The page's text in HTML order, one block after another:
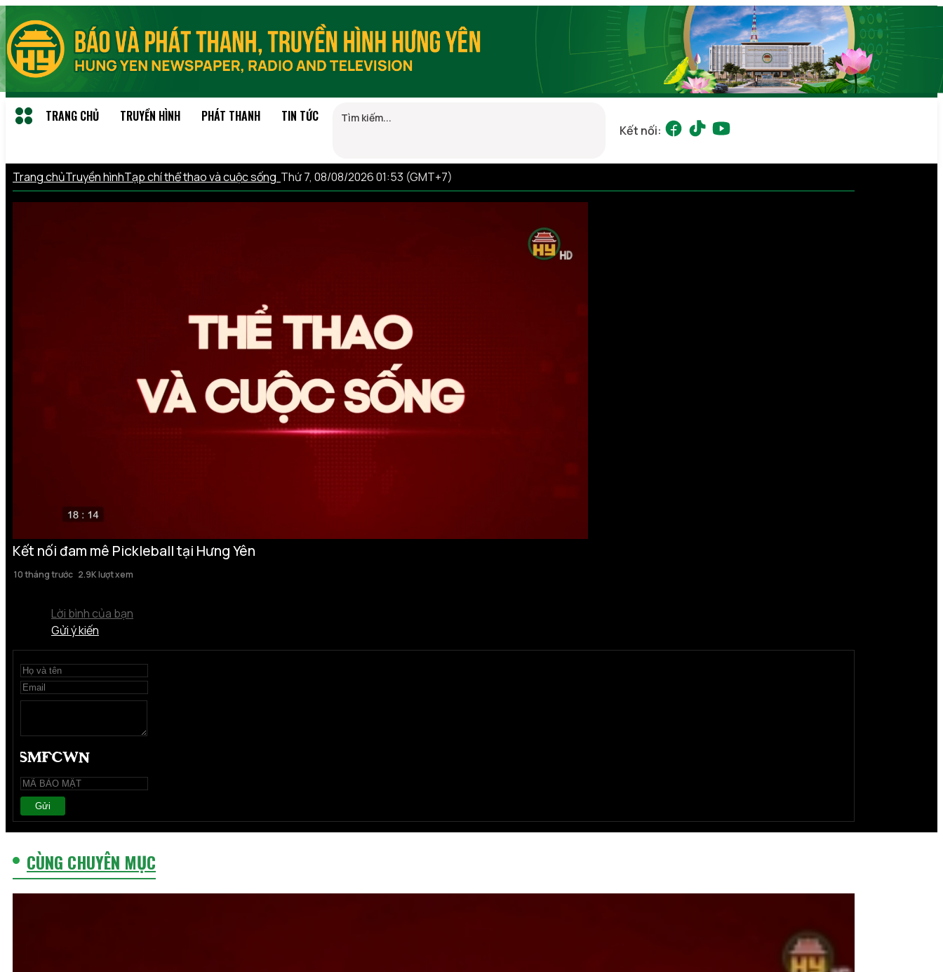
TRANG CHỦ TRUYỀN HÌNH PHÁT THANH TIN TỨC
Kết nối:
Trang chủTruyền hìnhTạp chí thể thao và cuộc sống Thứ 7, 08/08/2026 01:53 (GMT+7)
Kết nối đam mê Pickleball tại Hưng Yên
10 tháng trước 2.9K lượt xem
Lời bình của bạn
Gửi ý kiến
Gửi
CÙNG CHUYÊN MỤC